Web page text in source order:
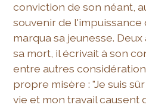
conviction de son néant,
souvenir de l'impuissance
marqua sa jeunesse. Deux
sa mort, il écrivait à son
entre autres
propre misère : "Je suis
vie et mon travail causent